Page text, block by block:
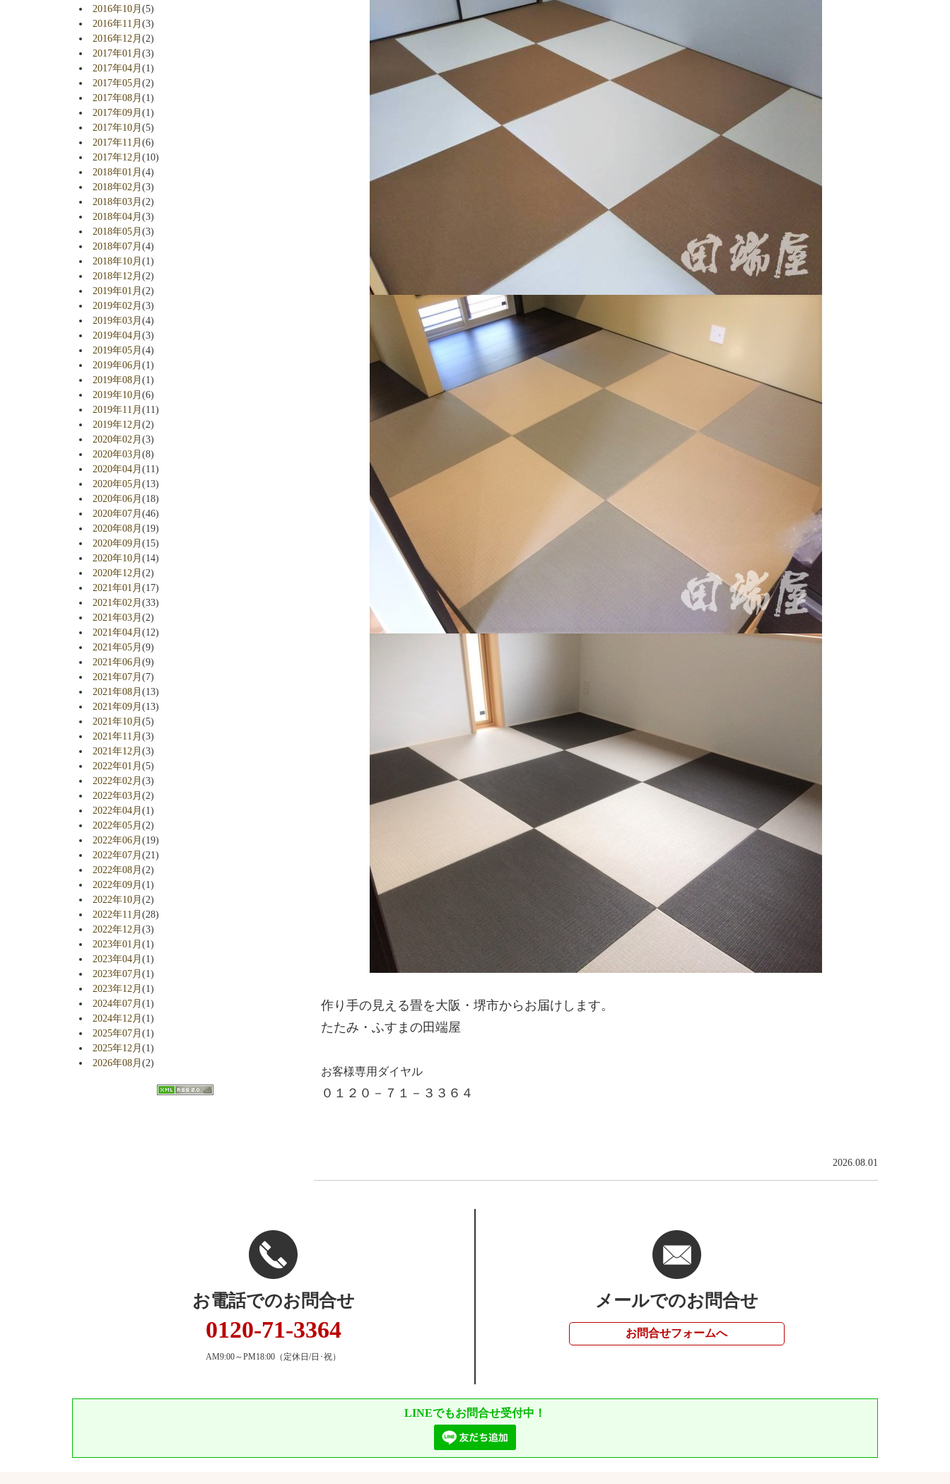
作り手の見える畳を大阪・堺市からお届けします。
たたみ・ふすまの田端屋
お客様専用ダイヤル
０１２０－７１－３３６４
2026.08.01
2016年10月(5)
2016年11月(3)
2016年12月(2)
2017年01月(3)
2017年04月(1)
2017年05月(2)
2017年08月(1)
2017年09月(1)
2017年10月(5)
2017年11月(6)
2017年12月(10)
2018年01月(4)
2018年02月(3)
2018年03月(2)
2018年04月(3)
2018年05月(3)
2018年07月(4)
2018年10月(1)
2018年12月(2)
2019年01月(2)
2019年02月(3)
2019年03月(4)
2019年04月(3)
2019年05月(4)
2019年06月(1)
2019年08月(1)
2019年10月(6)
2019年11月(11)
2019年12月(2)
2020年02月(3)
2020年03月(8)
2020年04月(11)
2020年05月(13)
2020年06月(18)
2020年07月(46)
2020年08月(19)
2020年09月(15)
2020年10月(14)
2020年12月(2)
2021年01月(17)
2021年02月(33)
2021年03月(2)
2021年04月(12)
2021年05月(9)
2021年06月(9)
2021年07月(7)
2021年08月(13)
2021年09月(13)
2021年10月(5)
2021年11月(3)
2021年12月(3)
2022年01月(5)
2022年02月(3)
2022年03月(2)
2022年04月(1)
2022年05月(2)
2022年06月(19)
2022年07月(21)
2022年08月(2)
2022年09月(1)
2022年10月(2)
2022年11月(28)
2022年12月(3)
2023年01月(1)
2023年04月(1)
2023年07月(1)
2023年12月(1)
2024年07月(1)
2024年12月(1)
2025年07月(1)
2025年12月(1)
2026年08月(2)
お電話でのお問合せ
0120-71-3364
AM9:00～PM18:00 （定休日/日･祝）
メールでのお問合せ
お問合せフォームへ
LINEでもお問合せ受付中！